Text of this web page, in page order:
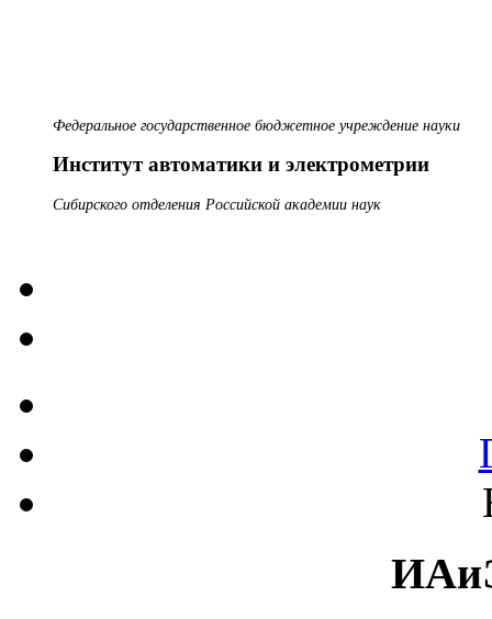
Федеральное государственное бюджетное учреждение науки
Институт автоматики и электрометрии
Сибирского отделения Российской академии наук